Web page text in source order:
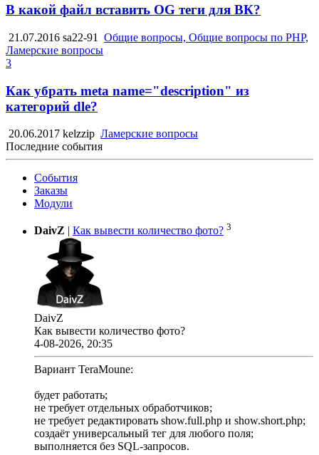
В какой файл вставить OG теги для ВК?
21.07.2016 sa22-91
Общие вопросы, Общие вопросы по PHP,
Ламерские вопросы
3
Как убрать meta name="description" из
категорий dle?
20.06.2017 kelzzip Ламерские вопросы
Последние события
События
Заказы
Модули
DaivZ Как вывести количество фото? 3
DaivZ
Как вывести количество фото?
4-08-2026, 20:35
Вариант TeraMoune:
будет работать;
не требует отдельных обработчиков;
не требует редактировать show.full.php и show.short.php;
создаёт универсальный тег для любого поля;
выполняется без SQL-запросов.